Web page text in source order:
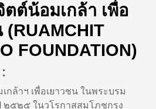
ต์น้อมเกล้า เพื่อ
(RUAMCHIT
FOUNDATION)
าฯ เพื่อเยาวชน ในพระบรม
๒๕๒๕ ในวโรกาสสมโภชกรุง